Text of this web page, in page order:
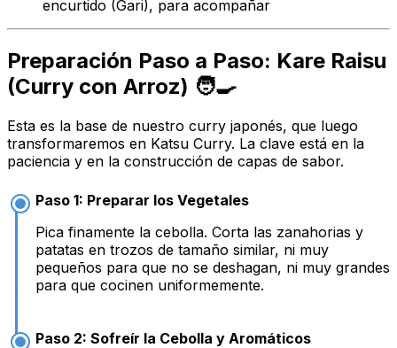
encurtido (Gari), para acompañar
Preparación Paso a Paso: Kare Raisu
(Curry con Arroz) 🧑‍🍳
Esta es la base de nuestro curry japonés, que luego
transformaremos en Katsu Curry. La clave está en la
paciencia y en la construcción de capas de sabor.
Paso 1: Preparar los Vegetales
Pica finamente la cebolla. Corta las zanahorias y
patatas en trozos de tamaño similar, ni muy
pequeños para que no se deshagan, ni muy grandes
para que cocinen uniformemente.
Paso 2: Sofreír la Cebolla y Aromáticos